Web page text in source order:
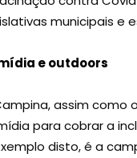
municipais e
e outdoors
assim como
para cobrar a
disto, é a